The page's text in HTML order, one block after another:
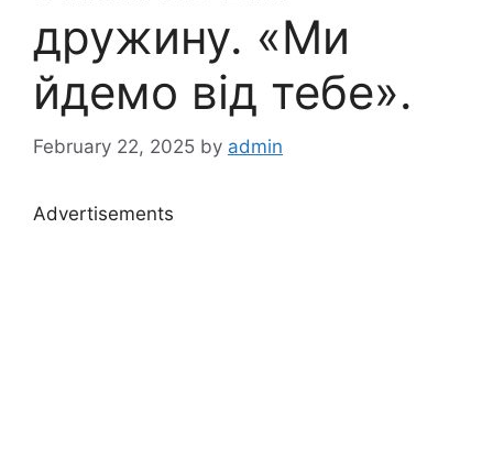
дружину. «Ми
йдемо від тебе».
February 22, 2025 by admin
Advertisements